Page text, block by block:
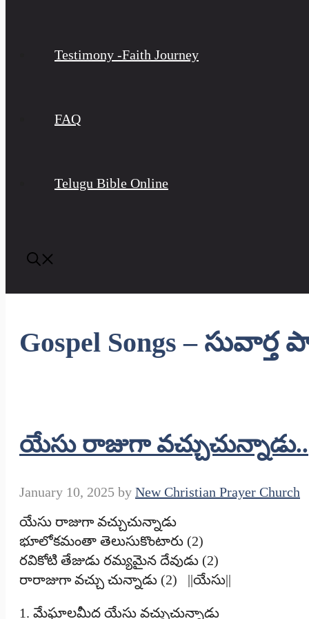
Testimony -Faith Journey
FAQ
Telugu Bible Online
Gospel Songs – సువార్త
యేసు రాజుగా వచ్చుచున్నాడు..
January 10, 2025 by New Christian Prayer Church
యేసు రాజుగా వచ్చుచున్నాడు
భూలోకమంతా తెలుసుకొంటారు (2)
రవికోటి తేజుడు రమ్యమైన దేవుడు (2)
రారాజుగా వచ్చు చున్నాడు (2) ||యేసు||
1. మేఘాలమీద యేసు వచ్చుచున్నాడు